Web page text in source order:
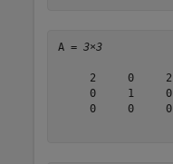
A = 3×3
     2     0     2
     0     1     0
     0     0     0